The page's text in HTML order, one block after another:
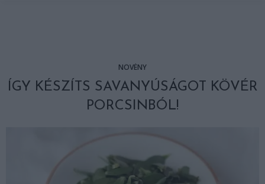
NÖVÉNY
ÍGY KÉSZÍTS SAVANYÚSÁGOT KÖVÉR
PORCSINBÓL!